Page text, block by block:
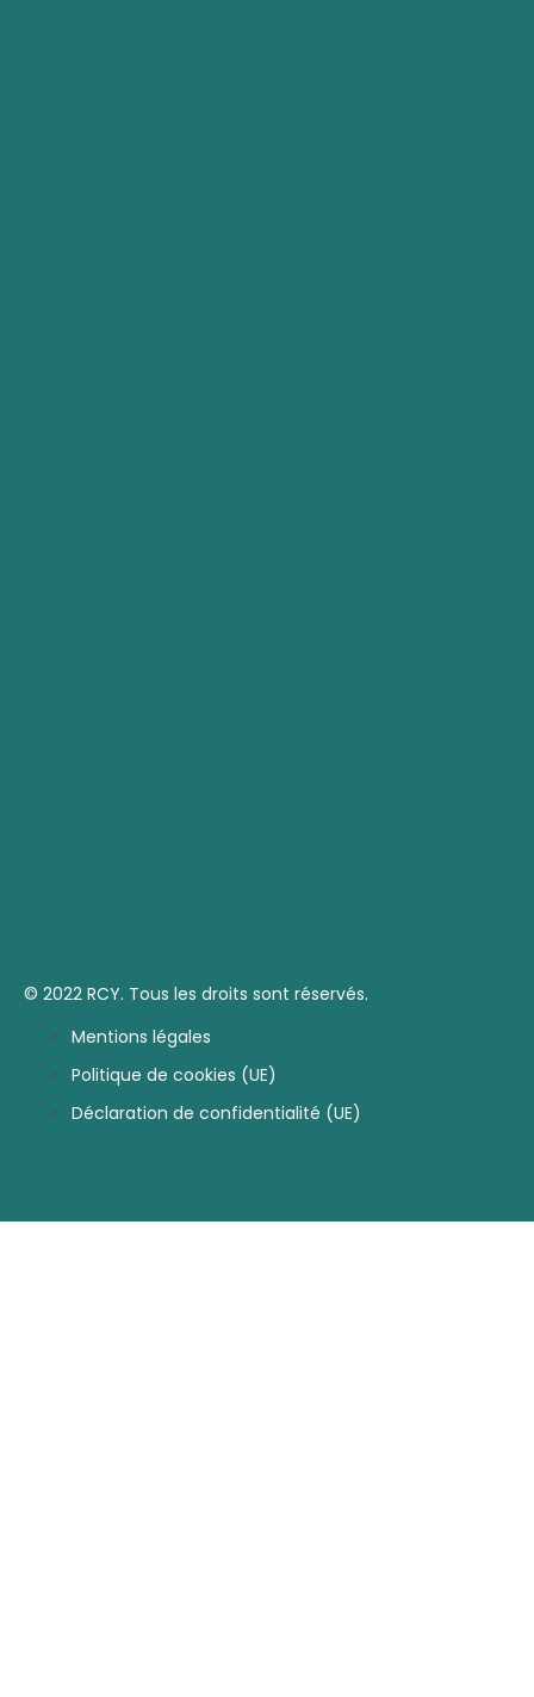
© 2022 RCY. Tous les droits sont réservés.
Mentions légales
Politique de cookies (UE)
Déclaration de confidentialité (UE)